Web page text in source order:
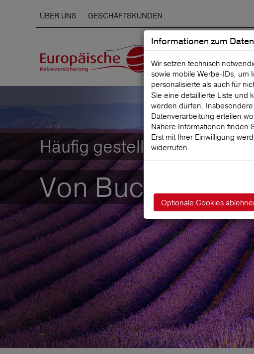
ÜBER UNS GESCHÄFTSKUNDEN
Häufig gestellte Fragen
Von Buchung
Informationen zum
Wir setzen technisch
sowie mobile Werbe‑IDs,
personalisierte als auch für
Sie eine detaillierte Liste und
werden dürfen.
Datenverarbeitung erteilen
Nähere Informationen finden
Erst mit Ihrer Einwilligung
widerrufen.
Optionale Cookies